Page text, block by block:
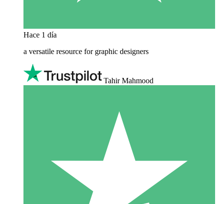
Hace 1 día
a versatile resource for graphic designers
Tahir Mahmood